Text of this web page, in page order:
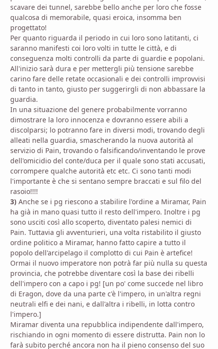
scavare dei tunnel, sarebbe bello anche per loro che fosse
qualcosa di memorabile, quasi eroica, insomma ben
progettato!
Per quanto riguarda il periodo in cui loro sono latitanti, ci
saranno manifesti coi loro volti in tutte le città, e di
conseguenza molti controlli da parte di guardie e popolani.
All'inizio sarà dura e per mettergli più tensione sarebbe
carino fare delle retate occasionali e dei controlli improvvisi
di tanto in tanto, giusto per suggerirgli di non abbassare la
guardia.
In una situazione del genere probabilmente vorranno
dimostrare la loro innocenza e dovranno essere abili a
discolparsi; lo potranno fare in diversi modi, trovando degli
alleati nella guardia, smascherando la nuova autorità al
servizio di Pain, trovando o falsificando/inventando le prove
dell'omicidio del conte/duca per il quale sono stati accusati,
corrompere qualche autorità etc etc. Ci sono tanti modi
l'importante è che si sentano sempre braccati e sul filo del
rasoio!!!!
3) Anche se i pg riescono a stabilire l'ordine a Miramar, Pain
ha già in mano quasi tutto il resto dell'impero. Inoltre i pg
sono usciti così allo scoperto, diventato palesi nemici di
Pain. Tuttavia gli avventurieri, una volta ristabilito il giusto
ordine politico a Miramar, hanno fatto capire a tutto il
popolo dell'arcipelago il complotto di cui Pain è artefice!
Ormai il nuovo imperatore non potrà far più nulla su questa
provincia, che potrebbe diventare così la base dei ribelli
dell'impero con a capo i pg! [un po' come succede nel libro
di Eragon, dove da una parte c'è l'impero, in un'altra regni
neutrali elfi e dei nani, e dall'altra i ribelli, in lotta contro
l'impero.]
Miramar diventa una repubblica indipendente dall'impero,
rischiando in ogni momento di essere distrutta. Pain non lo
farà subito perché ancora non ha il pieno consenso del suo